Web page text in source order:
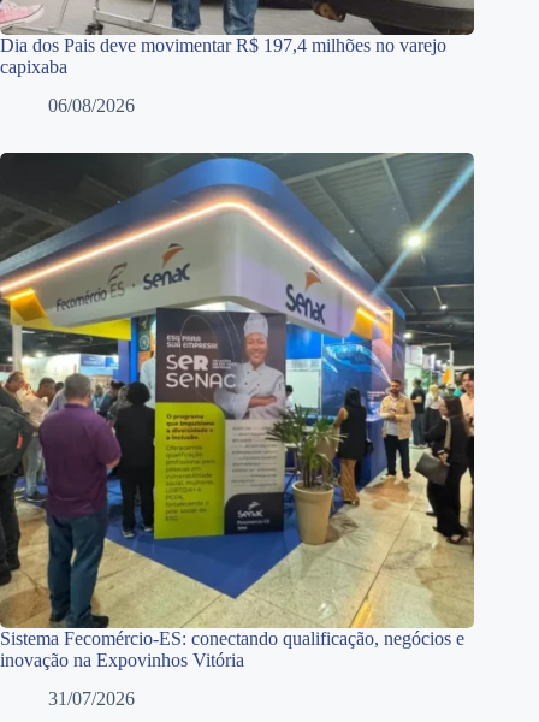
Dia dos Pais deve movimentar R$ 197,4 milhões no varejo
capixaba
06/08/2026
Sistema Fecomércio-ES: conectando qualificação, negócios e
inovação na Expovinhos Vitória
31/07/2026